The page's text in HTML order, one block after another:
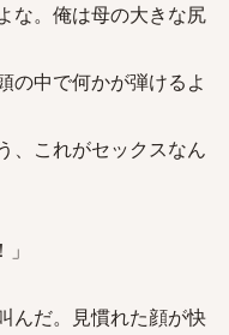
な。俺は母の大きな尻
の中で何かが弾けるよ
、これがセックスなん
んだ。見慣れた顔が快